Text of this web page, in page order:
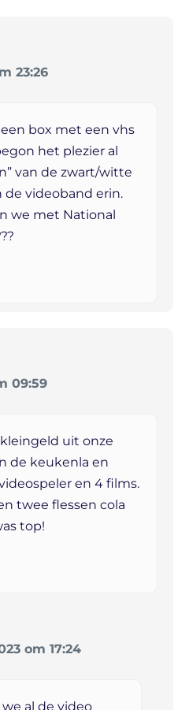
23:26
box met een vhs
het plezier al
van de zwart/witte
de videoband erin.
we met National
09:59
uit onze
de keukenla en
en 4 films.
twee flessen cola
top!
om 17:24
al de video